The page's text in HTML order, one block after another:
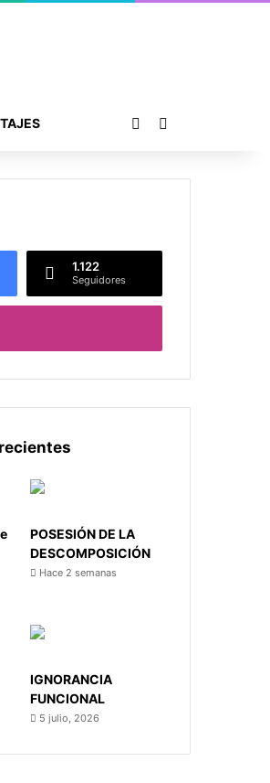
Publicación al azar
1.122
Seguidores
POSESIÓN DE LA
DESCOMPOSICIÓN
Hace 2 semanas
IGNORANCIA
FUNCIONAL
5 julio, 2026